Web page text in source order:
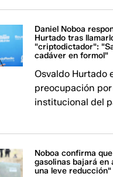
Daniel Noboa
Hurtado tras
"criptodictador":
cadáver en formol"
Osvaldo Hurtado
preocupación
institucional del
Noboa confirma
gasolinas bajará en
una leve reducción"